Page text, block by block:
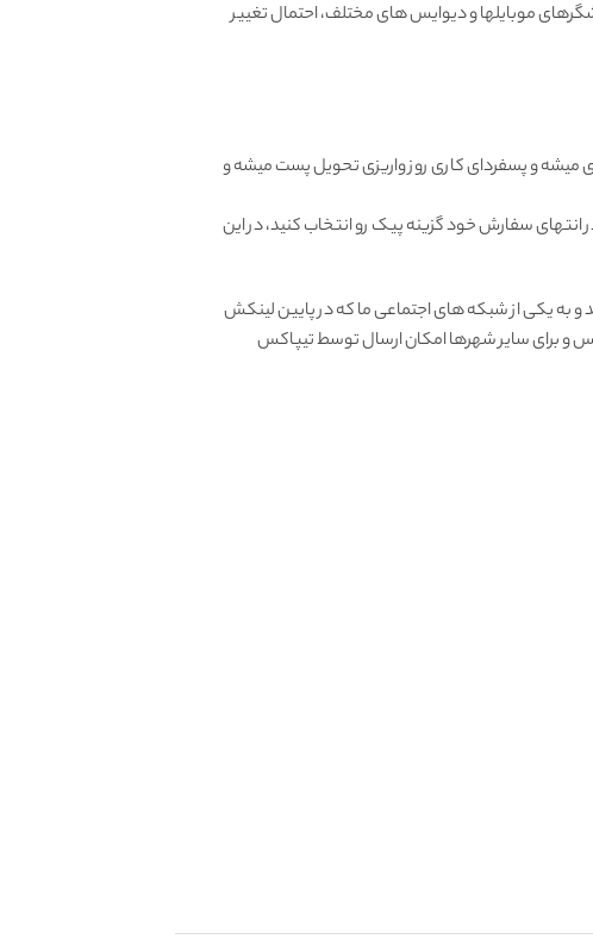
موبایلها و دیوایس های مختلف، احتمال تغییر
میشه و پسفردای کاری روز واریزی تحویل پست میشه و
انتهای سفارش خود گزینه پیک رو انتخاب کنید، در این
به یکی از شبکه های اجتماعی ما که در پایین لینکش
و برای سایر شهرها امکان ارسال توسط تیپاکس